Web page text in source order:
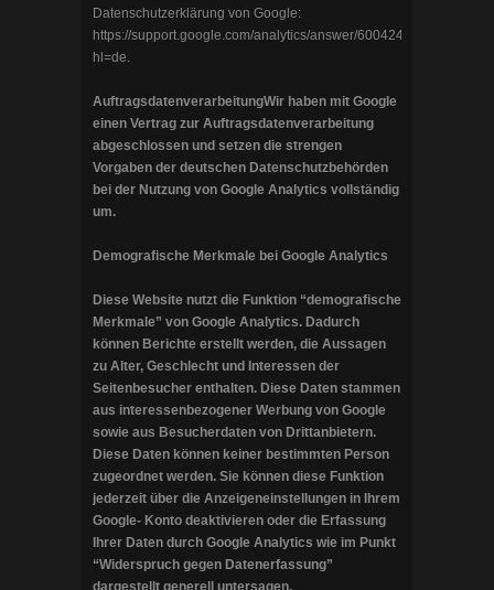
Datenschutzerklärung von Google:
https://support.google.com/analytics/answer/6004245?
hl=de.
AuftragsdatenverarbeitungWir haben mit Google
einen Vertrag zur Auftragsdatenverarbeitung
abgeschlossen und setzen die strengen
Vorgaben der deutschen Datenschutzbehörden
bei der Nutzung von Google Analytics vollständig
um.
Demografische Merkmale bei Google Analytics
Diese Website nutzt die Funktion “demografische
Merkmale” von Google Analytics. Dadurch
können Berichte erstellt werden, die Aussagen
zu Alter, Geschlecht und Interessen der
Seitenbesucher enthalten. Diese Daten stammen
aus interessenbezogener Werbung von Google
sowie aus Besucherdaten von Drittanbietern.
Diese Daten können keiner bestimmten Person
zugeordnet werden. Sie können diese Funktion
jederzeit über die Anzeigeneinstellungen in Ihrem
Google- Konto deaktivieren oder die Erfassung
Ihrer Daten durch Google Analytics wie im Punkt
“Widerspruch gegen Datenerfassung”
dargestellt generell untersagen.